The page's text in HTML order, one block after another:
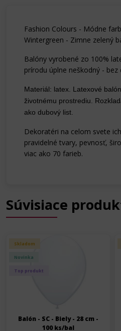
Fashion Colours - Módne
Wintergreen - Zimne zelený
Balóny vyrobené zo 100%
prírodu úplne neškodný - bez
Materiál: latex. Latexové
životnému prostrediu.
ako dubový list.
Dekoratéri na celom svete
pravidelné tvary, pevnosť,
viac ako 70 farieb.
Súvisiace
Skladom
Novinka
Top produkt
Balón - SC - Biely - 28 cm -
100 ks/bal